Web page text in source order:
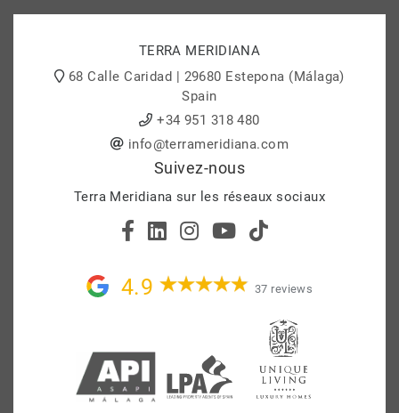
TERRA MERIDIANA
68 Calle Caridad | 29680 Estepona (Málaga)
Spain
+34 951 318 480
info@terrameridiana.com
Suivez-nous
Terra Meridiana sur les réseaux sociaux
4.9 37 reviews